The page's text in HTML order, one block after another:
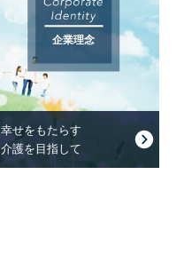
企業理念
幸せをもたらす
介護を目指して